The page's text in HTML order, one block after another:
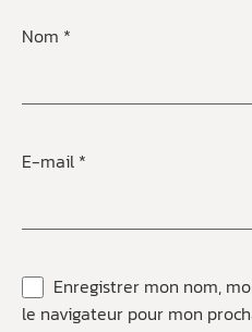
Nom *
E-mail *
Enregistrer mon nom,
le navigateur pour mon